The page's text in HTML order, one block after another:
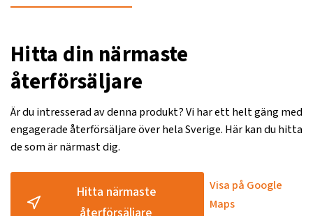
Hitta din närmaste
återförsäljare
Är du intresserad av denna produkt? Vi har ett helt gäng med
engagerade återförsäljare över hela Sverige. Här kan du hitta
de som är närmast dig.
Hitta närmaste
Visa på Google
Maps